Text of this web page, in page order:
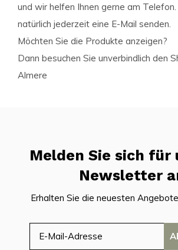
und wir helfen Ihnen gerne am Telefon.
natürlich jederzeit eine E-Mail senden.
Möchten Sie die Produkte anzeigen?
Dann besuchen Sie unverbindlich den
Almere
Melden Sie sich für
Newsletter
Erhalten Sie die neuesten